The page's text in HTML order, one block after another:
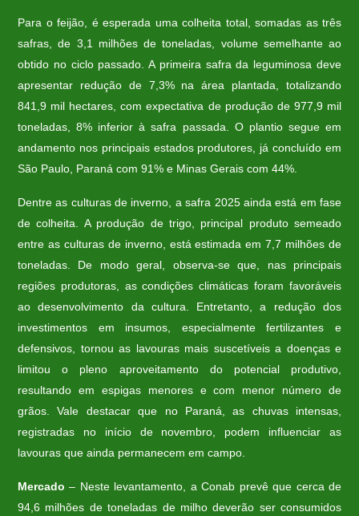
Para o feijão, é esperada uma colheita total, somadas as três
safras, de 3,1 milhões de toneladas, volume semelhante ao
obtido no ciclo passado. A primeira safra da leguminosa deve
apresentar redução de 7,3% na área plantada, totalizando
841,9 mil hectares, com expectativa de produção de 977,9 mil
toneladas, 8% inferior à safra passada. O plantio segue em
andamento nos principais estados produtores, já concluído em
São Paulo, Paraná com 91% e Minas Gerais com 44%.
Dentre as culturas de inverno, a safra 2025 ainda está em fase
de colheita. A produção de trigo, principal produto semeado
entre as culturas de inverno, está estimada em 7,7 milhões de
toneladas. De modo geral, observa-se que, nas principais
regiões produtoras, as condições climáticas foram favoráveis
ao desenvolvimento da cultura. Entretanto, a redução dos
investimentos em insumos, especialmente fertilizantes e
defensivos, tornou as lavouras mais suscetíveis a doenças e
limitou o pleno aproveitamento do potencial produtivo,
resultando em espigas menores e com menor número de
grãos. Vale destacar que no Paraná, as chuvas intensas,
registradas no início de novembro, podem influenciar as
lavouras que ainda permanecem em campo.
Mercado– Neste levantamento, a Conab prevê que cerca de
94,6 milhões de toneladas de milho deverão ser consumidos